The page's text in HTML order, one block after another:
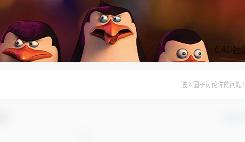
进入圈子讨论你的问题！